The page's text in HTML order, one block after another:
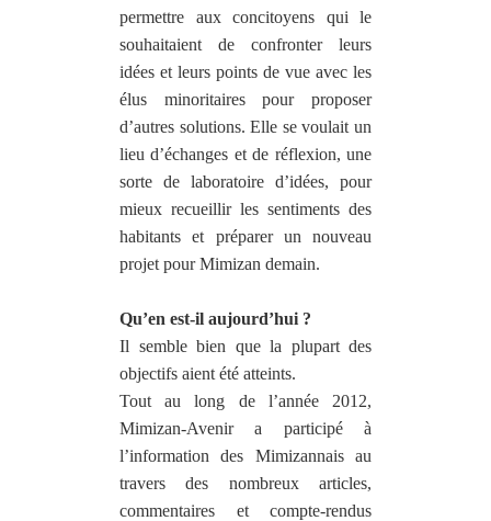
permettre aux concitoyens qui le
souhaitaient de confronter leurs
idées et leurs points de vue avec les
élus minoritaires pour proposer
d’autres solutions. Elle se voulait un
lieu d’échanges et de réflexion, une
sorte de laboratoire d’idées, pour
mieux recueillir les sentiments des
habitants et préparer un nouveau
projet pour Mimizan demain.
Qu’en est-il aujourd’hui ?
Il semble bien que la plupart des
objectifs aient été atteints.
Tout au long de l’année 2012,
Mimizan-Avenir a participé à
l’information des Mimizannais au
travers des nombreux articles,
commentaires et compte-rendus